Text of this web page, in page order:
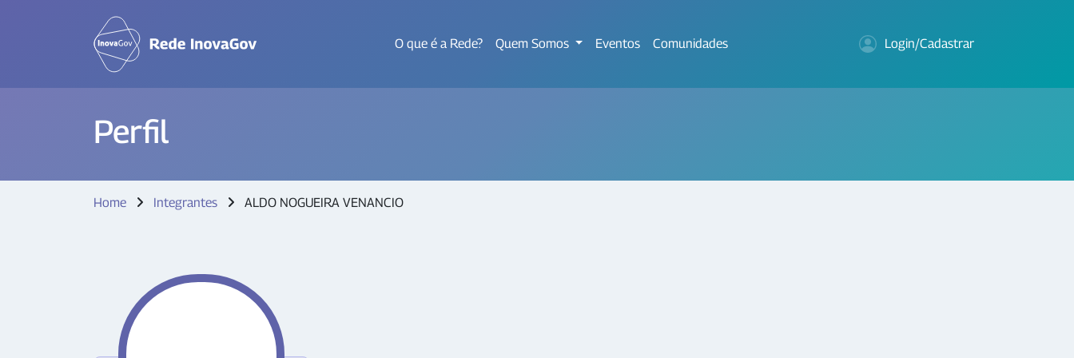
O que é a Rede? Quem Somos Eventos Comunidades Login/Cadastrar
Perfil
Home Integrantes ALDO NOGUEIRA VENANCIO